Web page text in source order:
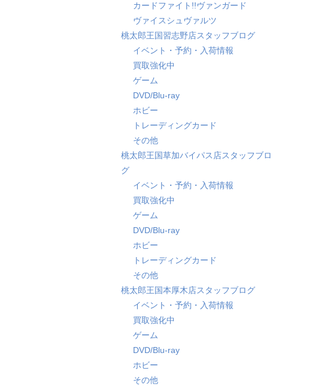
カードファイト!!ヴァンガード
ヴァイスシュヴァルツ
桃太郎王国習志野店スタッフブログ
イベント・予約・入荷情報
買取強化中
ゲーム
DVD/Blu-ray
ホビー
トレーディングカード
その他
桃太郎王国草加バイパス店スタッフブロ
グ
イベント・予約・入荷情報
買取強化中
ゲーム
DVD/Blu-ray
ホビー
トレーディングカード
その他
桃太郎王国本厚木店スタッフブログ
イベント・予約・入荷情報
買取強化中
ゲーム
DVD/Blu-ray
ホビー
その他